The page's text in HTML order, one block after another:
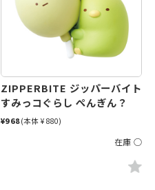
ZIPPERBITE ジッパーバイト
すみっコぐらし ぺんぎん？
¥968(本体 ¥880)
在庫 ○